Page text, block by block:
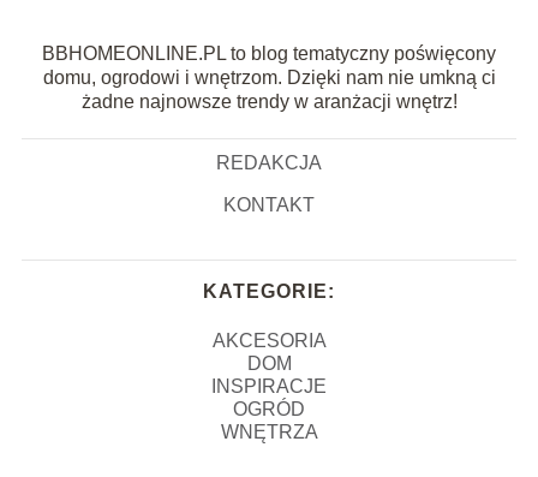
BBHOMEONLINE.PL to blog tematyczny poświęcony
domu, ogrodowi i wnętrzom. Dzięki nam nie umkną ci
żadne najnowsze trendy w aranżacji wnętrz!
REDAKCJA
KONTAKT
KATEGORIE:
AKCESORIA
DOM
INSPIRACJE
OGRÓD
WNĘTRZA